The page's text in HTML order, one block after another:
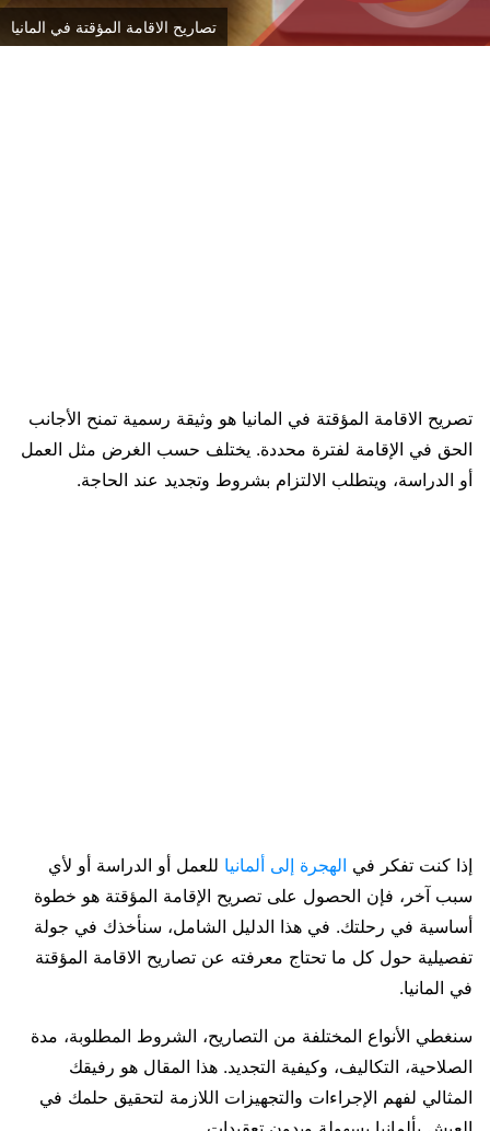
تصاريح الاقامة المؤقتة في المانيا
تصريح الاقامة المؤقتة في المانيا هو وثيقة رسمية تمنح الأجانب
الحق في الإقامة لفترة محددة. يختلف حسب الغرض مثل العمل
أو الدراسة، ويتطلب الالتزام بشروط وتجديد عند الحاجة.
إذا كنت تفكر في الهجرة إلى ألمانيا للعمل أو الدراسة أو لأي
سبب آخر، فإن الحصول على تصريح الإقامة المؤقتة هو خطوة
أساسية في رحلتك. في هذا الدليل الشامل، سنأخذك في جولة
تفصيلية حول كل ما تحتاج معرفته عن تصاريح الاقامة المؤقتة
في المانيا.
سنغطي الأنواع المختلفة من التصاريح، الشروط المطلوبة، مدة
الصلاحية، التكاليف، وكيفية التجديد. هذا المقال هو رفيقك
المثالي لفهم الإجراءات والتجهيزات اللازمة لتحقيق حلمك في